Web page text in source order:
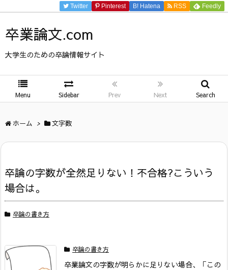
卒業論文.com
大学生のための卒論情報サイト
Menu Sidebar Prev Next Search
Twitter Pinterest B! Hatena RSS Feedly
ホーム > 文字数
卒論の字数が全然足りない！不合格?こういう
場合は。
卒論の書き方
卒論の書き方
卒業論文の字数が明らかに足りない場合、「この